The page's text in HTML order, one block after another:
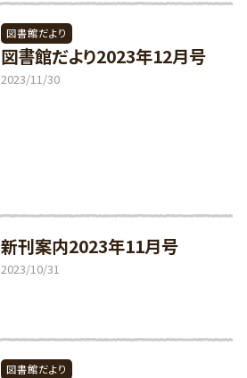
図書館だより
図書館だより2023年12月号
2023/11/30
新刊案内2023年11月号
2023/10/31
図書館だより